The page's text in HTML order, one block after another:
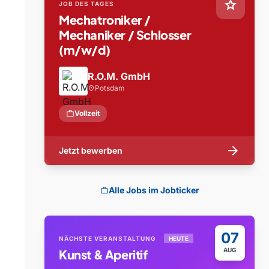
star
JOB DES TAGES
Mechatroniker /
Mechaniker / Schlosser
(m/w/d)
R.O.M. GmbH
location_on Potsdam
workVollzeit
Jetzt bewerben arrow_forward
workAlle Jobs im Jobticker
07
AUG
NÄCHSTE VERANSTALTUNG HEUTE
Kunst & Aperitif